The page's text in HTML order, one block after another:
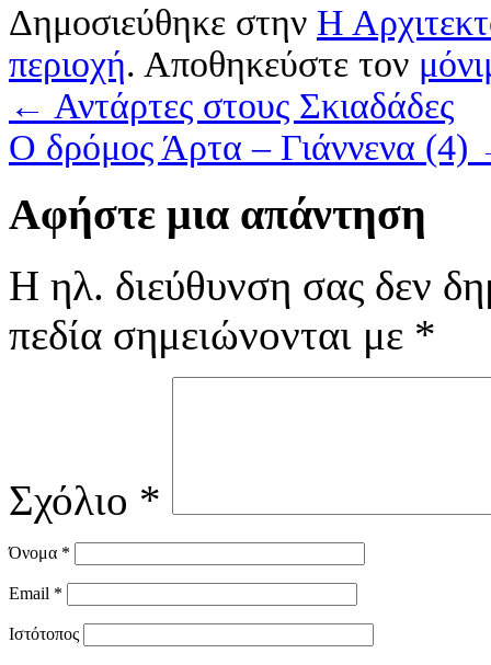
Δημοσιεύθηκε στην Η
περιοχή. Αποθηκεύστε τον
← Αντάρτες στους Σκιαδάδες
Ο δρόμος Άρτα – Γιάννενα (4)
Αφήστε μια απάντηση
Η ηλ. διεύθυνση σας δεν
πεδία σημειώνονται με *
Σχόλιο *
Όνομα *
Email *
Ιστότοπος